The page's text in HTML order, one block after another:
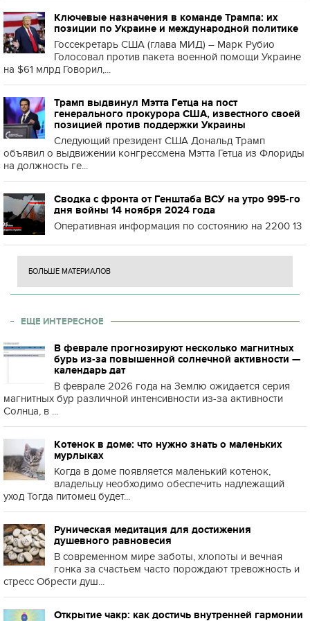
Ключевые назначения в команде Трампа: их
позиции по Украине и международной политике
Госсекретарь США (глава МИД) – Марк Рубио
Голосовал против пакета военной помощи Украине
на $61 млрд Говорил,...
Трамп выдвинул Мэтта Гетца на пост
генерального прокурора США, известного своей
позицией против поддержки Украины
Следующий президент США Дональд Трамп
объявил о выдвижении конгрессмена Мэтта Гетца из Флориды
на должность ге...
Сводка с фронта от Генштаба ВСУ на утро 995-го
дня войны 14 ноября 2024 года
Оперативная информация по состоянию на 2200 13
БОЛЬШЕ МАТЕРИАЛОВ
ЕЩЕ ИНТЕРЕСНОЕ
В феврале прогнозируют несколько магнитных
бурь из-за повышенной солнечной активности —
календарь дат
В феврале 2026 года на Землю ожидается серия
магнитных бур различной интенсивности из-за активности
Солнца, в ...
Котенок в доме: что нужно знать о маленьких
мурлыках
Когда в доме появляется маленький котенок,
владельцу необходимо обеспечить надлежащий
уход Тогда питомец будет...
Руническая медитация для достижения
душевного равновесия
В современном мире заботы, хлопоты и вечная
гонка за счастьем часто порождают тревожность и
стресс Обрести душ...
Открытие чакр: как достичь внутренней гармонии